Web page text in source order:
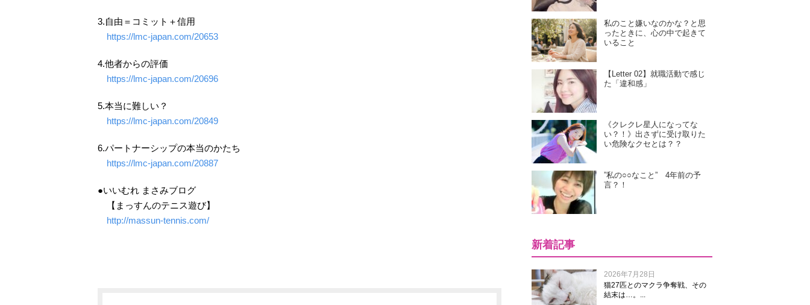
3.自由＝コミット＋信用
https://lmc-japan.com/20653
4.他者からの評価
https://lmc-japan.com/20696
5.本当に難しい？
https://lmc-japan.com/20849
6.パートナーシップの本当のかたち
https://lmc-japan.com/20887
●いいむれ まさみブログ
【まっすんのテニス遊び】
http://massun-tennis.com/
私のこと嫌いなのかな？と思
ったときに、心の中で起きて
いること
【Letter 02】就職活動で感じ
た「違和感」
《クレクレ星人になってな
い？！》出さずに受け取りた
い危険なクセとは？？
”私の○○なこと” 4年前の予
言？！
新着記事
2026年7月28日
猫27匹とのマクラ争奪戦、その
結末は…。...